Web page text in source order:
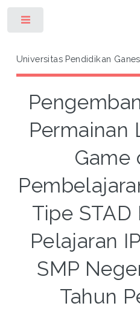
Universitas Pendidikan
Permainan
Game
Tipe STAD
Pelajaran
SMP
Tahun